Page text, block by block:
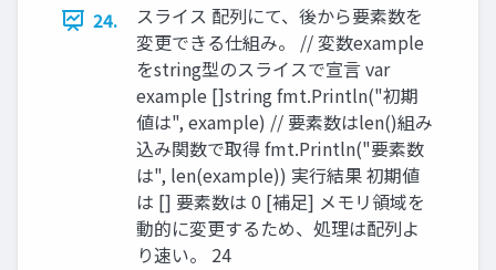
24.
スライス 配列にて、後から要素数を
変更できる仕組み。 // 変数example
をstring型のスライスで宣言 var
example []string fmt.Println("初期
値は", example) // 要素数はlen()組み
込み関数で取得 fmt.Println("要素数
は", len(example)) 実行結果 初期値
は [] 要素数は 0 [補足] メモリ領域を
動的に変更するため、処理は配列よ
り速い。 24